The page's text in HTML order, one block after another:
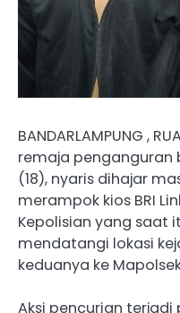
BANDARLAMPUNG ,
remaja penganguran
(18), nyaris dihajar
merampok kios BRI
Kepolisian yang saat
mendatangi lokasi
keduanya ke
Aksi pencurian